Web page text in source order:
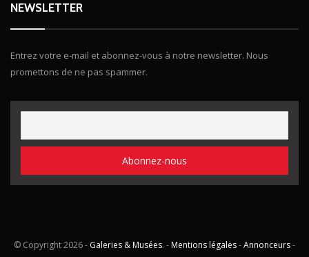
NEWSLETTER
Entrez votre e-mail et abonnez-vous à notre newsletter. Nous
promettons de ne pas spammer.
© Copyright2026 - Galeries & Musées. - Mentions légales-Annonceurs-